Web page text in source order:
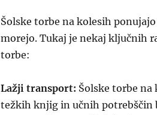
Šolske torbe na kolesih
morejo. Tukaj je nekaj ključnih
torbe:
Lažji transport: Šolske torbe na
težkih knjig in učnih potrebščin